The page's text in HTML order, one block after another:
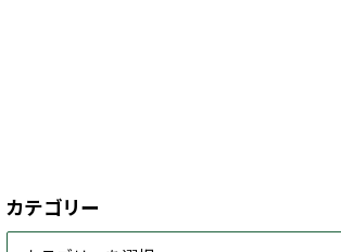
カテゴリー